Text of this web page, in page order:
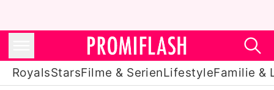
RoyalsStarsFilme & SerienLifestyleFamilie &